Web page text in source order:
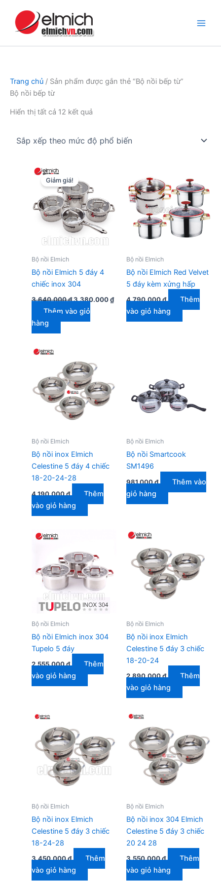
Trang chủ / Sản phẩm được gắn thẻ “Bộ nồi bếp từ”
Bộ nồi bếp từ
Hiển thị tất cả 12 kết quả
xếp
theo
biến
Giảm giá!
Bộ nồi Elmich
Bộ nồi Elmich 5 đáy 4
chiếc inox 304
3.640.000₫ Giá
là:
3.640.000 ₫.
3.380.000₫Giá
hiện
Thêm vào giỏ
hàng
Bộ nồi Elmich
Bộ nồi Elmich Red Velvet
5 đáy kèm xửng hấp
4.790.000₫
Thêm
vào giỏ hàng
Bộ nồi Elmich
Bộ nồi inox Elmich
Celestine 5 đáy 4 chiếc
18-20-24-28
4.190.000₫
Thêm
vào giỏ hàng
Bộ nồi Elmich
Bộ nồi Smartcook
SM1496
981.000₫
Thêm vào
giỏ hàng
Bộ nồi Elmich
Bộ nồi Elmich inox 304
Tupelo 5 đáy
2.555.000₫
Thêm
vào giỏ hàng
Bộ nồi Elmich
Bộ nồi inox Elmich
Celestine 5 đáy 3 chiếc
18-20-24
2.890.000₫
Thêm
vào giỏ hàng
Bộ nồi Elmich
Bộ nồi inox Elmich
Celestine 5 đáy 3 chiếc
18-24-28
3.450.000₫
Thêm
vào giỏ hàng
Bộ nồi Elmich
Bộ nồi inox 304 Elmich
Celestine 5 đáy 3 chiếc
20 24 28
3.550.000₫
Thêm
vào giỏ hàng